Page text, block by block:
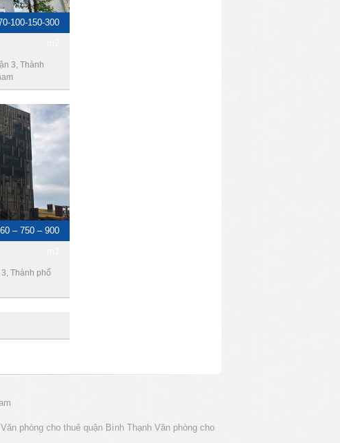
100-150-300
3, Thành
– 750 – 900
Thành phố
Văn phòng cho thuê quận Bình Thạnh Văn phòng cho